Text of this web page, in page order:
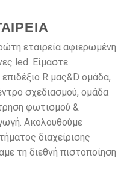
εταιρεία αφιερωμένη
led. Είμαστε
R μας&D ομάδα,
σχεδιασμού, ομάδα
φωτισμού &
Ακολουθούμε
διαχείρισης
τη διεθνή πιστοποίηση